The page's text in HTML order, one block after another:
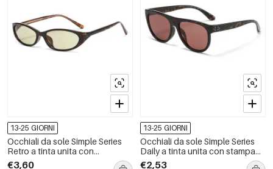
13-25 GIORNI
Occhiali da sole Simple Series
Retro a tinta unita con
sfumatura di colore
€3,60
13-25 GIORNI
Occhiali da sole Simple Series
Daily a tinta unita con stampa
leopardata e sfumatura di
€2,53